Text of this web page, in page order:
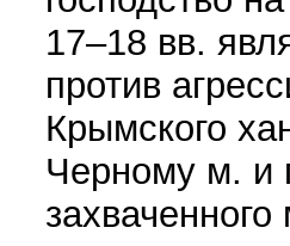
17–18 вв.
против
Крымского
Черному м. и